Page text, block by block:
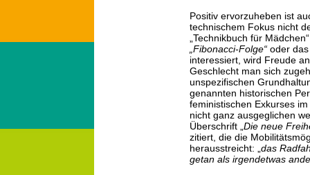
Positiv ervorzuheben ist
technischem Fokus nicht
„Technikbuch für
„Fibonacci-Folge“ oder
interessiert, wird Freude
Geschlecht man sich
unspezifischen
genannten historischen
feministischen Exkurses
nicht ganz ausgeglichen
Überschrift „ Die neue
zitiert, die die
herausstreicht: „ das
getan als irgendetwas